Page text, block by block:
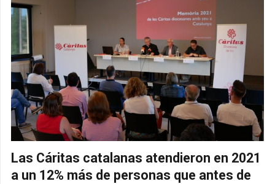
Las Cáritas catalanas atendieron en 2021
a un 12% más de personas que antes de